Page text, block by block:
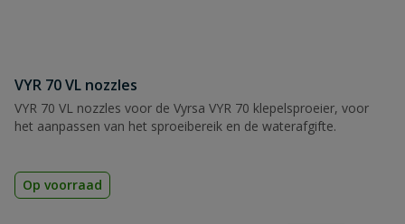
Beoordeling versturen
VYR 70 VL nozzles
VYR 70 VL nozzles voor de Vyrsa VYR 70 klepelsproeier, voor
het aanpassen van het sproeibereik en de waterafgifte.
Op voorraad